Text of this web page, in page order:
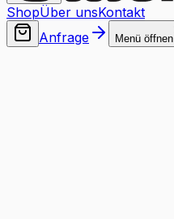
ShopÜber unsKontakt
Anfrage
Menü öffnen